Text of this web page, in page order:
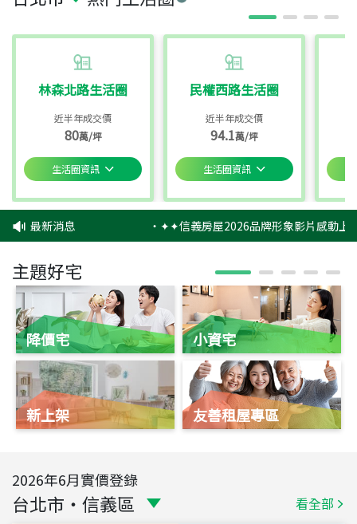
林森北路生活圈
近半年成交價
80萬/坪
生活圈資訊
民權西路生活圈
近半年成交價
94.1萬/坪
生活圈資訊
最新消息 ‧✦✦信義房屋2026品牌形象影片感動上
主題好宅
降價宅
新上架
小資宅
友善租屋專區
2026年6月實價登錄
台北市 ・ 信義區 看全部